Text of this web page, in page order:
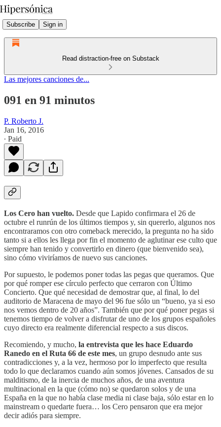
Subscribe Sign in
Read distraction-free on Substack
Las mejores canciones de...
091 en 91 minutos
P. Roberto J.
Jan 16, 2016
∙ Paid
Los Cero han vuelto. Desde que Lapido confirmara el 26 de
octubre el runrún de los últimos tiempos y, sin quererlo, algunos nos
encontraramos con otro comeback merecido, la pregunta no ha sido
tanto si a ellos les llega por fin el momento de aglutinar ese culto que
siempre han tenido y convertirlo en dinero (que bienvenido sea),
sino cómo viviríamos de nuevo sus canciones.
Por supuesto, le podemos poner todas las pegas que queramos. Que
por qué romper ese círculo perfecto que cerraron con Último
Concierto. Que qué necesidad de demostrar que, al final, lo del
auditorio de Maracena de mayo del 96 fue sólo un “bueno, ya si eso
nos vemos dentro de 20 años”. También que por qué poner pegas si
tenemos tiempo de volver a disfrutar de uno de los grupos españoles
cuyo directo era realmente diferencial respecto a sus discos.
Recomiendo, y mucho, la entrevista que les hace Eduardo
Ranedo en el Ruta 66 de este mes, un grupo desnudo ante sus
contradicciones y, a la vez, hermoso por lo imperfecto que resulta
todo lo que declaramos cuando aún somos jóvenes. Cansados de su
malditismo, de la inercia de muchos años, de una aventura
multinacional en la que (cómo no) se quedaron solos y de una
España en la que no había clase media ni clase baja, sólo estar en lo
mainstream o quedarte fuera… los Cero pensaron que era mejor
decir adiós para siempre.